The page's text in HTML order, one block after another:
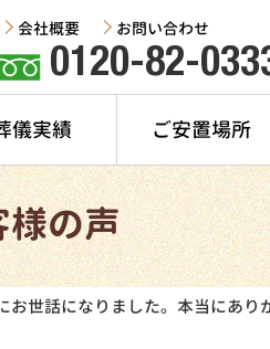
0120-82-
会社概要 お問い合わせ
儀実績 ご安置場所
の声
世話になりました。本当にあり